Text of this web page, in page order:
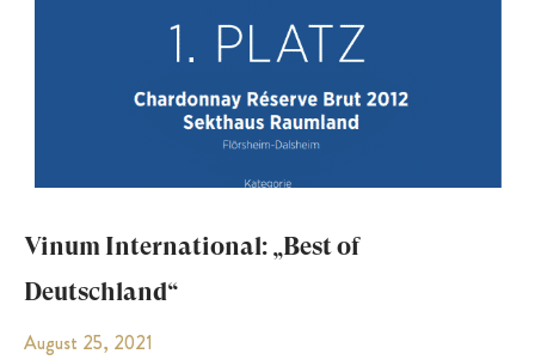
Vinum International: „Best of
Deutschland“
August 25, 2021